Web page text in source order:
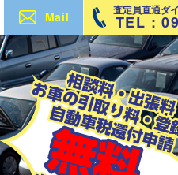
Mail 査定員直通ダ
TEL :